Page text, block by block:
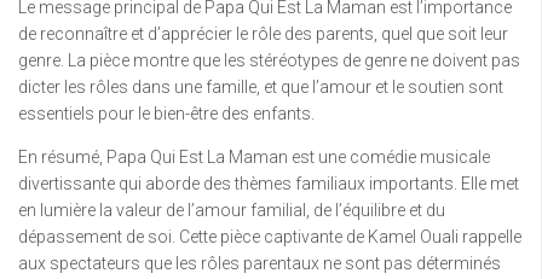
Le message principal de Papa Qui Est La Maman est l’importance
de reconnaître et d’apprécier le rôle des parents, quel que soit leur
genre. La pièce montre que les stéréotypes de genre ne doivent pas
dicter les rôles dans une famille, et que l’amour et le soutien sont
essentiels pour le bien-être des enfants.
En résumé, Papa Qui Est La Maman est une comédie musicale
divertissante qui aborde des thèmes familiaux importants. Elle met
en lumière la valeur de l’amour familial, de l’équilibre et du
dépassement de soi. Cette pièce captivante de Kamel Ouali rappelle
aux spectateurs que les rôles parentaux ne sont pas déterminés